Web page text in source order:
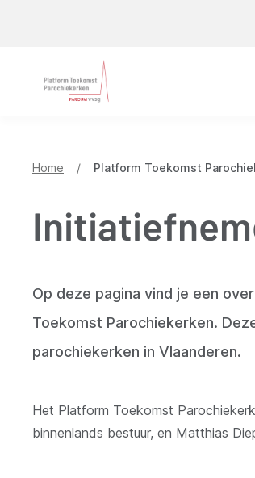
Home / Platform Toekomst
Op deze pagina vind je een
Toekomst Parochiekerken.
parochiekerken in Vlaanderen.
Het Platform Toekomst
binnenlands bestuur, en Matthias